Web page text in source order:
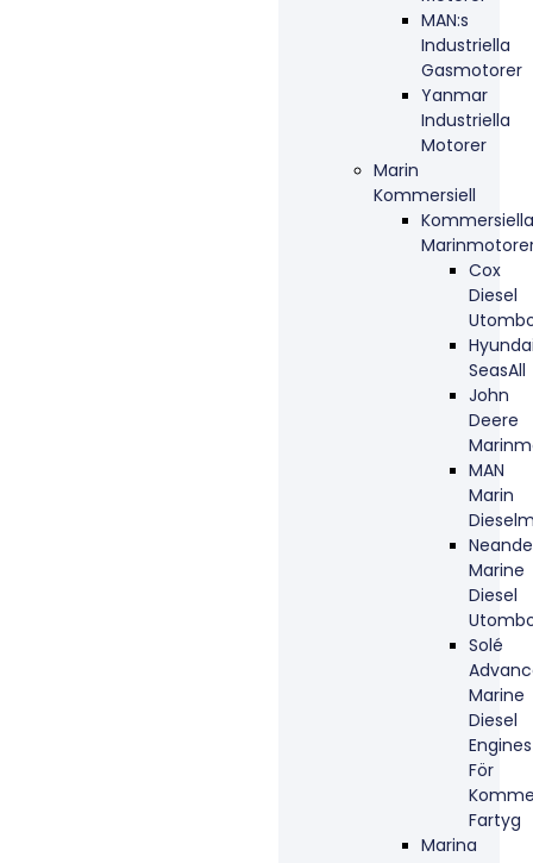
MAN:s
Industriella
Gasmotorer
Yanmar
Industriella
Motorer
Marin
Kommersiell
Kommersiella
Cox
Diesel
SeasAll
John
Deere
MAN
Marin
Marine
Diesel
Solé
Marine
Diesel
Engines
För
Fartyg
Marina